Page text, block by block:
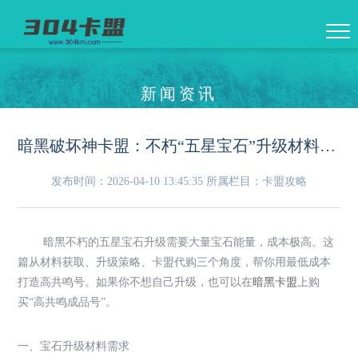
新闻资讯
暗黑破坏神卡盟：不朽“五星宝石”升级材料——低成本高共鸣方案
发布时间：2026-04-10 13:45:35 所属栏目：卡盟攻略
暗黑不朽的五星宝石升级需要大量宝石能量，成本极高。这
篇从材料获取、升级策略、卡盟代购三个角度，帮你用最低成本
打造高共鸣号。如果你不想自己升级，也可以在暗黑卡盟上购
买“高共鸣成品号”。
一、宝石升级材料需求